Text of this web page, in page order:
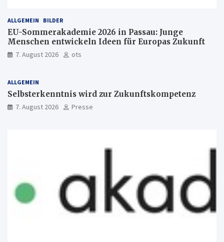
ALLGEMEIN BILDER
EU-Sommerakademie 2026 in Passau: Junge
Menschen entwickeln Ideen für Europas Zukunft
7. August 2026 ots
ALLGEMEIN
Selbsterkenntnis wird zur Zukunftskompetenz
7. August 2026 Presse